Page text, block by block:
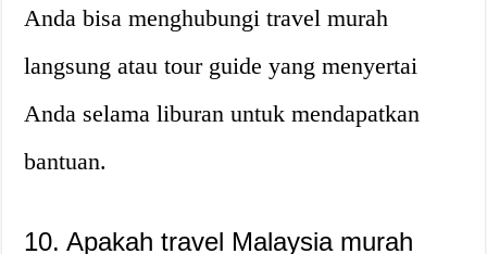
Anda bisa menghubungi travel murah
langsung atau tour guide yang menyertai
Anda selama liburan untuk mendapatkan
bantuan.
10. Apakah travel Malaysia murah